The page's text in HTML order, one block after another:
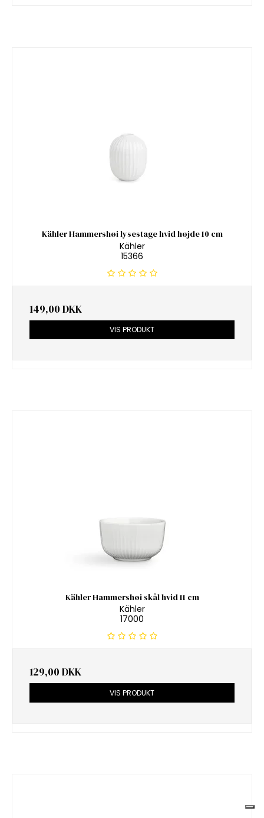
Kähler Hammershøi lysestage hvid højde 10 cm
Kähler
15366
149,00 DKK
VIS PRODUKT
Kähler Hammershøi skål hvid 11 cm
Kähler
17000
129,00 DKK
VIS PRODUKT